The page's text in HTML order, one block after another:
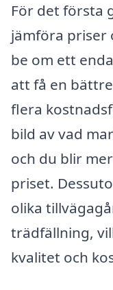
För det första
jämföra priser
be om ett
att få en
flera
bild av vad
och du blir
priset.
olika
trädfällning,
kvalitet och